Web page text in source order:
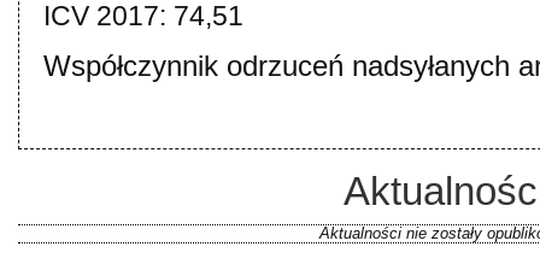
ICV 2017: 74,51
Współczynnik odrzuceń nadsyłanych
Aktualności nie zostały